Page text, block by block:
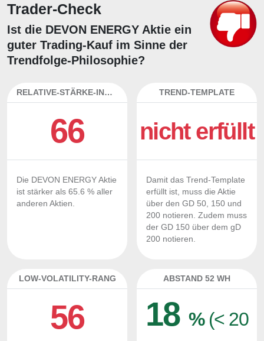
Trader-Check
Ist die DEVON ENERGY Aktie ein
guter Trading-Kauf im Sinne der
Trendfolge-Philosophie?
RELATIVE-STÄRKE-INDEX
66
Die DEVON ENERGY Aktie
ist stärker als 65.6 % aller
anderen Aktien.
TREND-TEMPLATE
nicht erfüllt
Damit das Trend-Template
erfüllt ist, muss die Aktie
über den GD 50, 150 und
200 notieren. Zudem muss
der GD 150 über dem gD
200 notieren.
LOW-VOLATILITY-RANG
56
ABSTAND 52 WH
18% (< 20